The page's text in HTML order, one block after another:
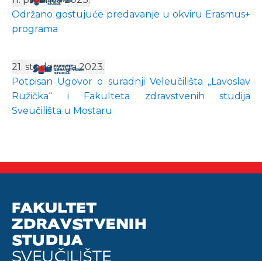
Održano gostujuće predavanje u okviru Erasmus+
programa
21. studenoga 2023.
Potpisan Ugovor o suradnji Veleučilišta „Lavoslav
Ružička“ i Fakulteta zdravstvenih studija
Sveučilišta u Mostaru